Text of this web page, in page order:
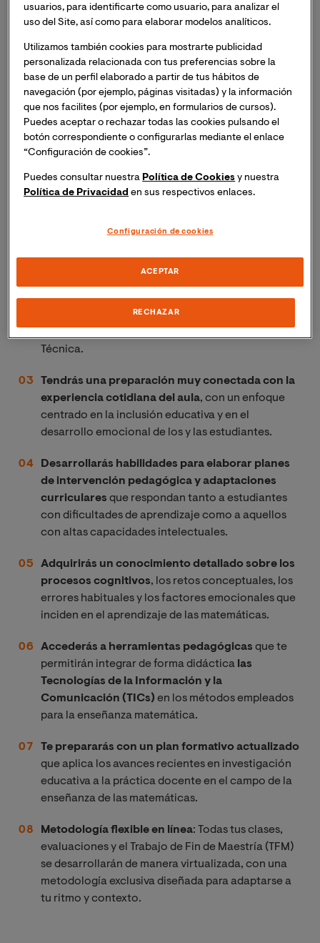
mejora tu puntuación para los concursos
docentes.
¿Qué hace única a la Maestría en
Enseñanza de las Matemáticas
de VIU en Ecuador?
matemáticascon los demás saberes escolares de
aquellos relacionados con las competencias STEM.
Podrás elegir entre dos itinerarios de
: Educación Inicial y Básica o
Técnica.
Tendrás una preparación muy conectada con la
experiencia cotidiana del aula, con un enfoque
centrado en la inclusión educativa y en el
desarrollo emocional de los y las estudiantes.
Desarrollarás habilidades para elaborar planes
de intervención pedagógica y adaptaciones
curriculares que respondan tanto a estudiantes
con dificultades de aprendizaje como a aquellos
con altas capacidades intelectuales.
Adquirirás un conocimiento detallado sobre los
procesos cognitivos, los retos conceptuales, los
errores habituales y los factores emocionales que
inciden en el aprendizaje de las matemáticas.
Accederás a herramientas pedagógicas que te
permitirán integrar de forma didáctica las
Tecnologías de la Información y la
Comunicación (TICs) en los métodos empleados
para la enseñanza matemática.
Te prepararás con un plan formativo actualizado
que aplica los avances recientes en investigación
educativa a la práctica docente en el campo de la
enseñanza de las matemáticas.
Metodología flexible en línea: Todas tus clases,
evaluaciones y el Trabajo de Fin de Maestría (TFM)
se desarrollarán de manera virtualizada, con una
metodología exclusiva diseñada para adaptarse a
tu ritmo y contexto.
usuarios, para identificarte como usuario, para analizar el
uso del Site, así como para elaborar modelos analíticos.
Utilizamos también cookies para mostrarte publicidad
personalizada relacionada con tus preferencias sobre la
base de un perfil elaborado a partir de tus hábitos de
navegación (por ejemplo, páginas visitadas) y la información
que nos facilites (por ejemplo, en formularios de cursos).
Puedes aceptar o rechazar todas las cookies pulsando el
botón correspondiente o configurarlas mediante el enlace
“Configuración de cookies”.
Puedes consultar nuestra Política de Cookies y nuestra
Política de Privacidad en sus respectivos enlaces.
Configuración de cookies
RECHAZAR
ACEPTAR